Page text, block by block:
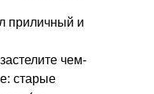
приличный и
чем-
старые